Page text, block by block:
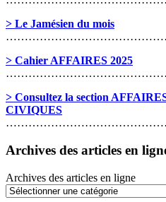
> Le Jamésien du mois
> Cahier AFFAIRES 2025
> Consultez la section
CIVIQUES
Archives des articles en
Archives des articles en ligne